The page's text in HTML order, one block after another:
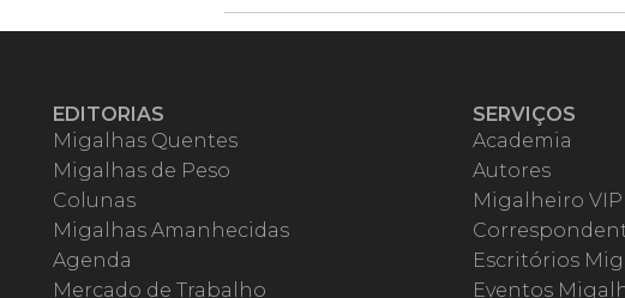
EDITORIAS
Migalhas Quentes
Migalhas de Peso
Colunas
Migalhas Amanhecidas
Agenda
Mercado de Trabalho
SERVIÇOS
Academia
Autores
Migalheiro VIP
Escritórios
Eventos